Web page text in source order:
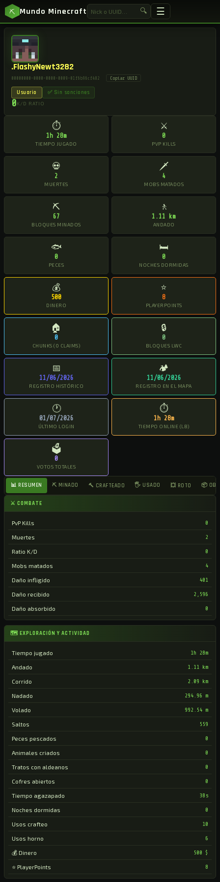
⛏ Mundo Minecraft 🔍 ☰
.FlashyNewt3282
00000000-0000-0000-0009-01f6b96cf482 Copiar UUID
Usuario ✅ Sin sanciones
0K/D RATIO
⏱
1h 28m
TIEMPO JUGADO
⚔
0
PVP KILLS
💀
2
MUERTES
🗡
4
MOBS MATADOS
⛏
67
BLOQUES MINADOS
🚶
1.11 km
ANDADO
🐟
0
PECES
🛏
0
NOCHES DORMIDAS
💰
500
DINERO
⭐
8
PLAYERPOINTS
🏠
0
CHUNKS (0 CLAIMS)
🔒
0
BLOQUES LWC
📅
11/06/2026
REGISTRO HISTÓRICO
🏕
11/06/2026
REGISTRO EN EL MAPA
🕐
01/07/2026
ÚLTIMO LOGIN
⏱
1h 28m
TIEMPO ONLINE (LB)
🗳
0
VOTOS TOTALES
📊 RESUMEN ⛏ MINADO 🔨 CRAFTEADO 🖐 USADO 💥 ROTO 📦
⚔ COMBATE
PvP Kills 0
Muertes 2
Ratio K/D 0
Mobs matados 4
Daño infligido 401
Daño recibido 2,596
Daño absorbido 0
🗺 EXPLORACIÓN Y ACTIVIDAD
Tiempo jugado 1h 28m
Andado 1.11 km
Corrido 2.09 km
Nadado 294.96 m
Volado 992.54 m
Saltos 559
Peces pescados 0
Animales criados 0
Tratos con aldeanos 0
Cofres abiertos 0
Tiempo agazapado 38s
Noches dormidas 0
Usos crafteo 10
Usos horno 6
💰 Dinero 500 $
⭐ PlayerPoints 8